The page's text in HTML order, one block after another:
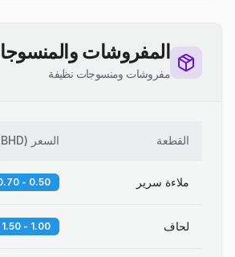
المفروشات
مفروشات ومنسوجات نظيفة
القطعة السعر (
BHD
ملاءة سرير 0.50 - 0.70 BD
لحاف 1.00 - 1.50 BD